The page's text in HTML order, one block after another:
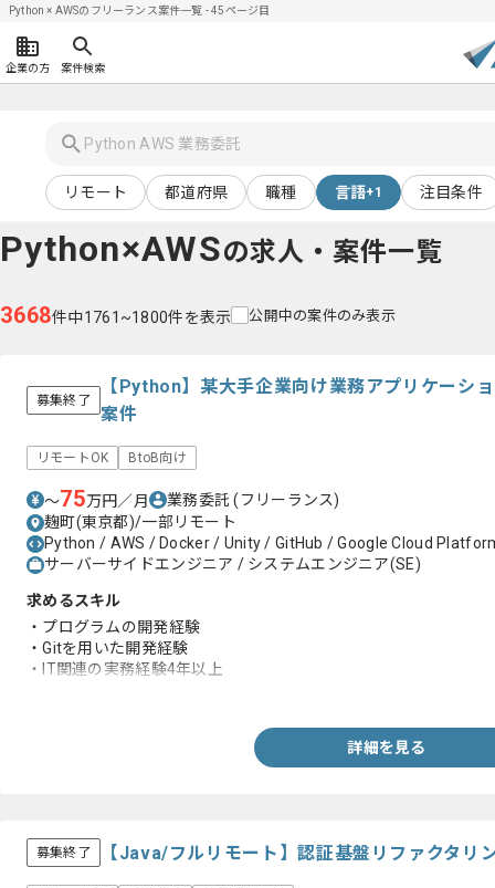
Python × AWSのフリーランス案件一覧 - 45ページ目
企業の方 案件検索
リモート 都道府県 職種 言語+1 注目条件
Python×AWSの求人・案件一覧
3668件中1761~1800件を表示 公開中の案件のみ表示
募集終了
【Python】某大手企業向け業務アプリケーシ
案件
リモートOK BtoB向け
〜75万円／月 業務委託(フリーランス)
麹町(東京都)/一部リモート
Python / AWS / Docker / Unity / GitHub / Google Cloud
サーバーサイドエンジニア / システムエンジニア(SE)
求めるスキル
・プログラムの開発経験
・Gitを用いた開発経験
・IT関連の実務経験4年以上
詳細を見る
募集終了 【Java/フルリモート】認証基盤リファクタリ